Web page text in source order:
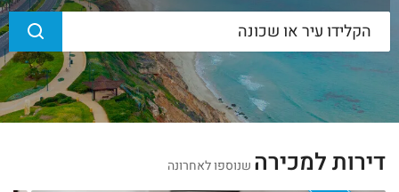
דירות למכירה שנוספו לאחרונה